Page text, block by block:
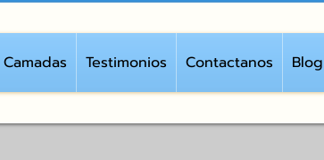
Camadas Testimonios Contactanos Blog